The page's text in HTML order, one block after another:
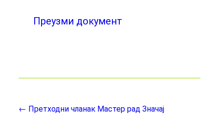
Преузми документ
← Претходни чланак Мастер рад Значај